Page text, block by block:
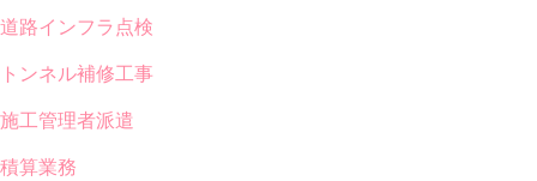
道路インフラ点検
トンネル補修工事
施工管理者派遣
積算業務